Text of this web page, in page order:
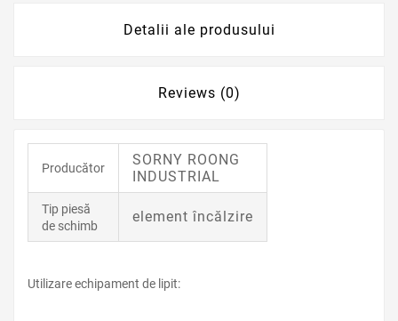
Detalii ale produsului
Reviews (0)
Producător
SORNY ROONG
INDUSTRIAL
Tip piesă
de schimb
element încălzire
Utilizare echipament de lipit: